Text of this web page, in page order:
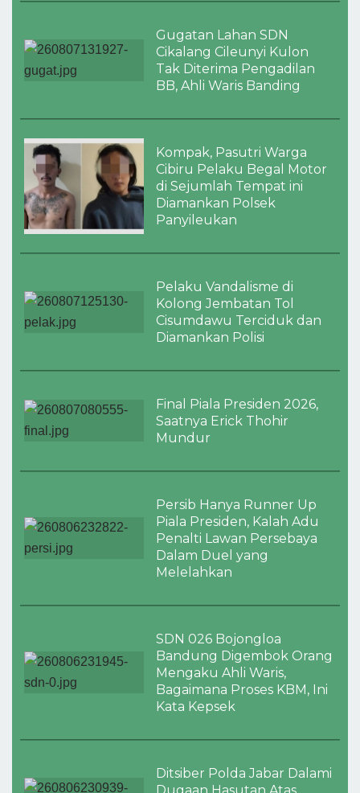
Gugatan Lahan SDN
Cikalang Cileunyi Kulon
Tak Diterima Pengadilan
BB, Ahli Waris Banding
Kompak, Pasutri Warga
Cibiru Pelaku Begal Motor
di Sejumlah Tempat ini
Diamankan Polsek
Panyileukan
Pelaku Vandalisme di
Kolong Jembatan Tol
Cisumdawu Terciduk dan
Diamankan Polisi
Final Piala Presiden 2026,
Saatnya Erick Thohir
Mundur
Persib Hanya Runner Up
Piala Presiden, Kalah Adu
Penalti Lawan Persebaya
Dalam Duel yang
Melelahkan
SDN 026 Bojongloa
Bandung Digembok Orang
Mengaku Ahli Waris,
Bagaimana Proses KBM, Ini
Kata Kepsek
Ditsiber Polda Jabar Dalami